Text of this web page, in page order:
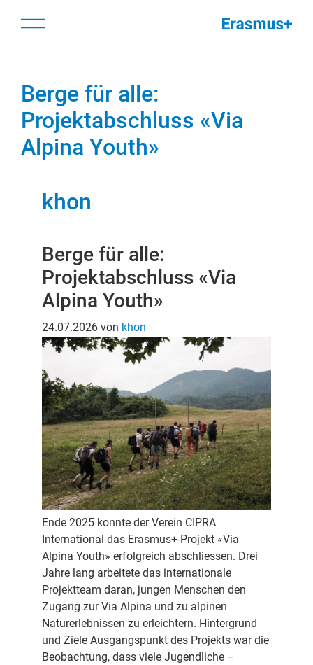
springen
Inhalt
Menü
Berge für alle:
Projektabschluss «Via
Alpina Youth»
khon
Berge für alle:
Projektabschluss «Via
Alpina Youth»
24.07.2026 von khon
Ende 2025 konnte der Verein CIPRA
International das Erasmus+-Projekt «Via
Alpina Youth» erfolgreich abschliessen. Drei
Jahre lang arbeitete das internationale
Projektteam daran, jungen Menschen den
Zugang zur Via Alpina und zu alpinen
Naturerlebnissen zu erleichtern. Hintergrund
und Ziele Ausgangspunkt des Projekts war die
Beobachtung, dass viele Jugendliche –